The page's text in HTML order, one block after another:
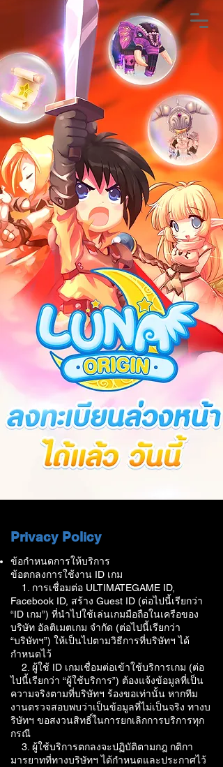
Privacy Policy
ข้อกำหนดการให้บริการ
ข้อตกลงการใช้งาน ID เกม
1. การเชื่อมต่อ ULTIMATEGAME ID,
Facebook ID, สร้าง Guest ID (ต่อไปนี้เรียกว่า
“ID เกม”) ที่นำไปใช้เล่นเกมมือถือในเครือของ
บริษัท อัลติเมตเกม จำกัด (ต่อไปนี้เรียกว่า
“บริษัทฯ”) ให้เป็นไปตามวิธีการที่บริษัทฯ ได้
กำหนดไว้
2. ผู้ใช้ ID เกมเชื่อมต่อเข้าใช้บริการเกม (ต่อ
ไปนี้เรียกว่า “ผู้ใช้บริการ”) ต้องแจ้งข้อมูลที่เป็น
ความจริงตามที่บริษัทฯ ร้องขอเท่านั้น หากทีม
งานตรวจสอบพบว่าเป็นข้อมูลที่ไม่เป็นจริง ทางบ
ริษัทฯ ขอสงวนสิทธิ์ในการยกเลิกการบริการทุก
กรณี
3. ผู้ใช้บริการตกลงจะปฏิบัติตามกฎ กติกา
มารยาทที่ทางบริษัทฯ ได้กำหนดและประกาศไว้